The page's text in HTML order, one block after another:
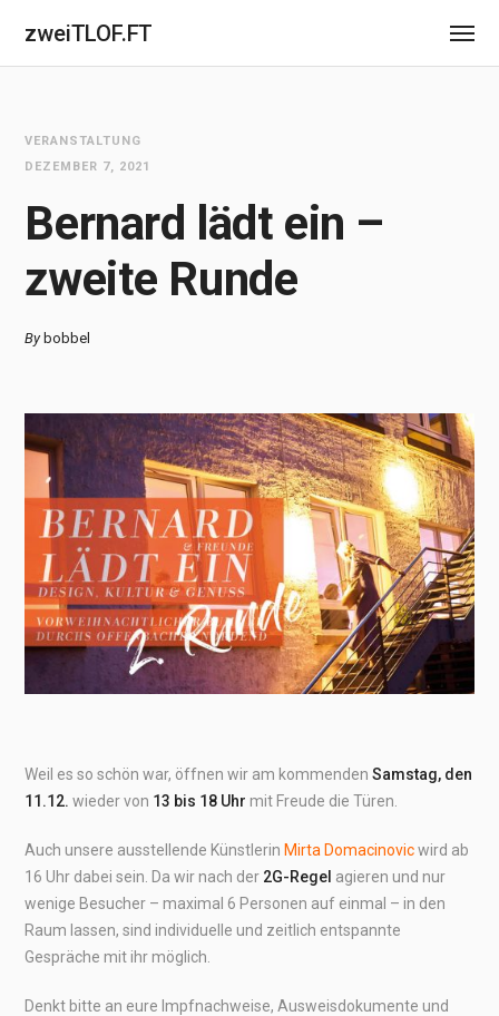
zweiTLOF.FT
VERANSTALTUNG
DEZEMBER 7, 2021
Bernard lädt ein –
zweite Runde
By bobbel
Weil es so schön war, öffnen wir am kommendenSamstag, den
11.12. wieder von 13 bis 18 Uhr mit Freude die Türen.
Auch unsere ausstellende Künstlerin Mirta Domacinovic wird ab
16 Uhr dabei sein. Da wir nach der 2G-Regel agieren und nur
wenige Besucher – maximal 6 Personen auf einmal – in den
Raum lassen, sind individuelle und zeitlich entspannte
Gespräche mit ihr möglich.
Denkt bitte an eure Impfnachweise, Ausweisdokumente und